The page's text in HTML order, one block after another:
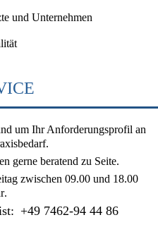
und Unternehmen
um Ihr Anforderungsprofil an
gerne beratend zu Seite.
zwischen 09.00 und 18.00
.
+49 7462-94 44 86